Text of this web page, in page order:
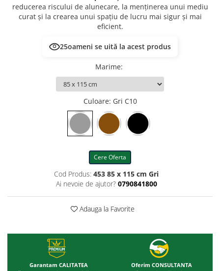
reducerea riscului de alunecare, la menținerea unui mediu
curat și la crearea unui spațiu de lucru mai sigur și mai
eficient.
25oameni se uită la acest produs
Marime:
Culoare: Gri C10
Cere Oferta
Cod Produs: 453 85 x 115 cm Gri
Ai nevoie de ajutor? 0790841800
Adauga la Favorite
Garantam CALITATEA Oferim CONSULTANTA